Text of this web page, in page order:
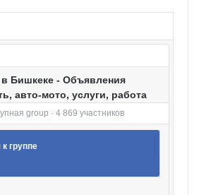
в Бишкеке - Объявления
авто-мото, услуги, работа
group · 4 869 участников
группе